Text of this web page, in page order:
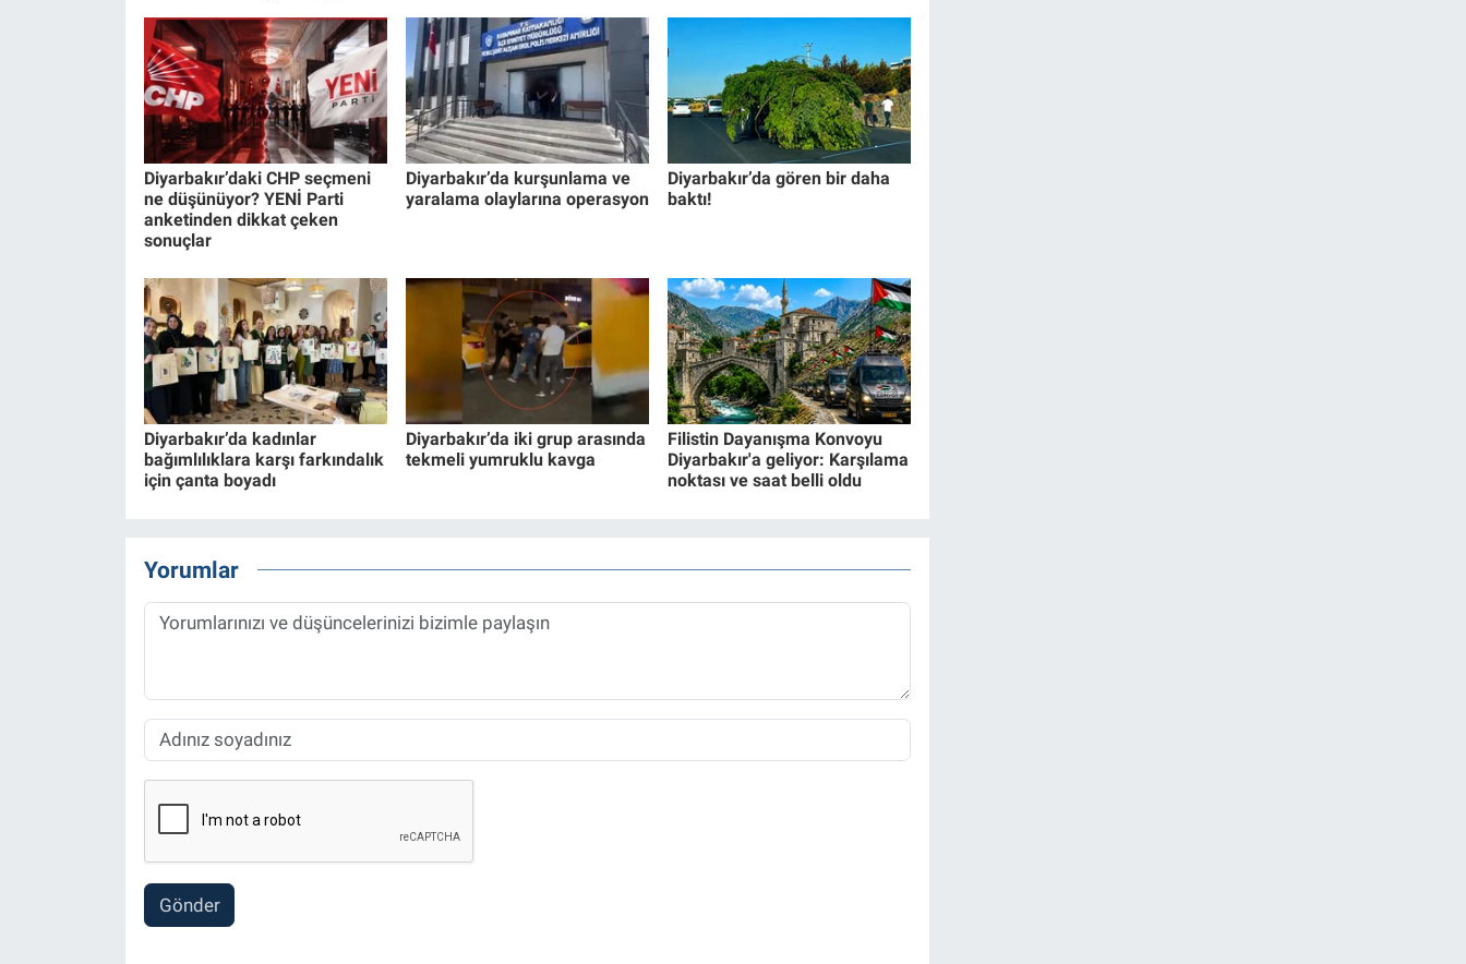
Diyarbakır’daki CHP seçmeni
ne düşünüyor? YENİ Parti
anketinden dikkat çeken
sonuçlar
Diyarbakır’da kurşunlama ve
yaralama olaylarına operasyon
Diyarbakır’da gören bir daha
baktı!
Diyarbakır’da kadınlar
bağımlılıklara karşı farkındalık
için çanta boyadı
Diyarbakır’da iki grup arasında
tekmeli yumruklu kavga
Filistin Dayanışma Konvoyu
Diyarbakır'a geliyor: Karşılama
noktası ve saat belli oldu
Yorumlar
Gönder